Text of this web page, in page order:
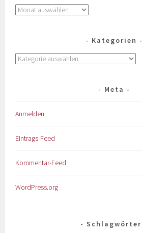
Kategorien
Meta
Anmelden
Eintrags-Feed
Kommentar-Feed
WordPress.org
Schlagwörter